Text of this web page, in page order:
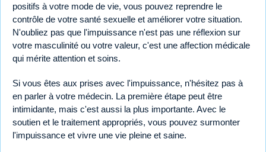
positifs à votre mode de vie, vous pouvez reprendre le
contrôle de votre santé sexuelle et améliorer votre situation.
N'oubliez pas que l'impuissance n'est pas une réflexion sur
votre masculinité ou votre valeur, c'est une affection médicale
qui mérite attention et soins.
Si vous êtes aux prises avec l'impuissance, n'hésitez pas à
en parler à votre médecin. La première étape peut être
intimidante, mais c'est aussi la plus importante. Avec le
soutien et le traitement appropriés, vous pouvez surmonter
l'impuissance et vivre une vie pleine et saine.